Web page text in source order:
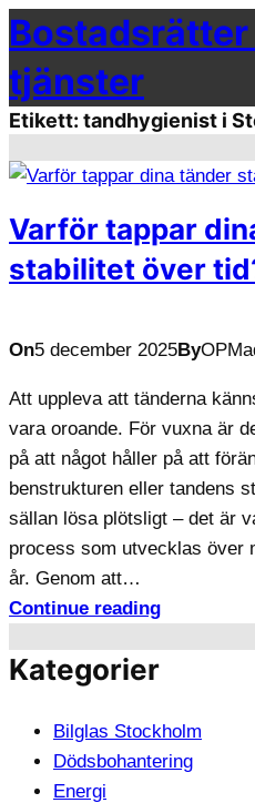
Hoppa
till
innehåll
Bostadsrätter
tjänster
Etikett: tandhygienist i
Varför tappar
stabilitet över
On5 december 2025By
Att uppleva att tänderna
vara oroande. För vuxna är
på att något håller på att
benstrukturen eller tandens
sällan lösa plötsligt – det är
process som utvecklas över
år. Genom att…
Continue reading
Kategorier
Bilglas Stockholm
Dödsbohantering
Energi